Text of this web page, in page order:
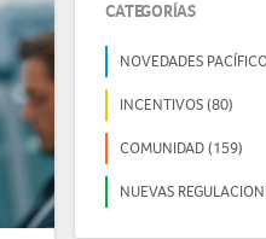
CATEGORÍAS
NOVEDADES
INCENTIVOS (80)
COMUNIDAD (159)
NUEVAS